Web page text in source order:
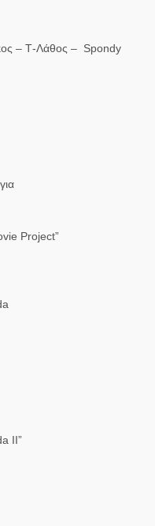
– Τ-Λάθος – Spondy
Project”
II”